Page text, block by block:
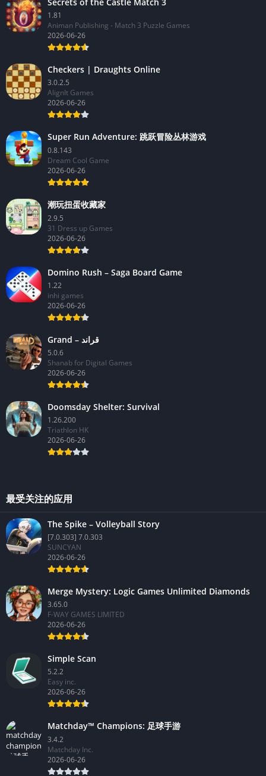
1.81
Animan Publishing - Match 3 Puzzle Games
2026-06-26
Checkers | Draughts Online
3.0.2.5
AlignIt Games
2026-06-26
Super Run Adventure: 跳跃冒险丛林游戏
0.8.143
Dream Cool Game
2026-06-26
潮玩扭蛋收藏家
2.9.5
31 Dress up Games
2026-06-26
Domino Rush – Saga Board Game
1.22
inhi games
2026-06-26
Grand – قراند
5.0.6
Shanab for Digital Games
2026-06-26
Doomsday Shelter: Survival
1.26.200
Triathlon HK
2026-06-26
最受关注的应用
The Spike – Volleyball Story
[7.0.303] 7.0.303
SUNCYAN
2026-06-26
Merge Mystery: Logic Games Unlimited Diamonds
3.65.0
F-WAY GAMES LIMITED
2026-06-26
Simple Scan
5.2.2
Easy inc.
2026-06-26
Matchday™ Champions: 足球手游
3.4.2
Matchday Inc.
2026-06-26